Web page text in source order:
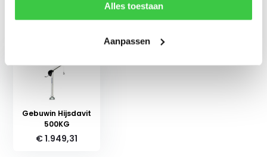
Alles toestaan
Aanpassen
Gebuwin Hijsdavit
500KG
€ 1.949,31